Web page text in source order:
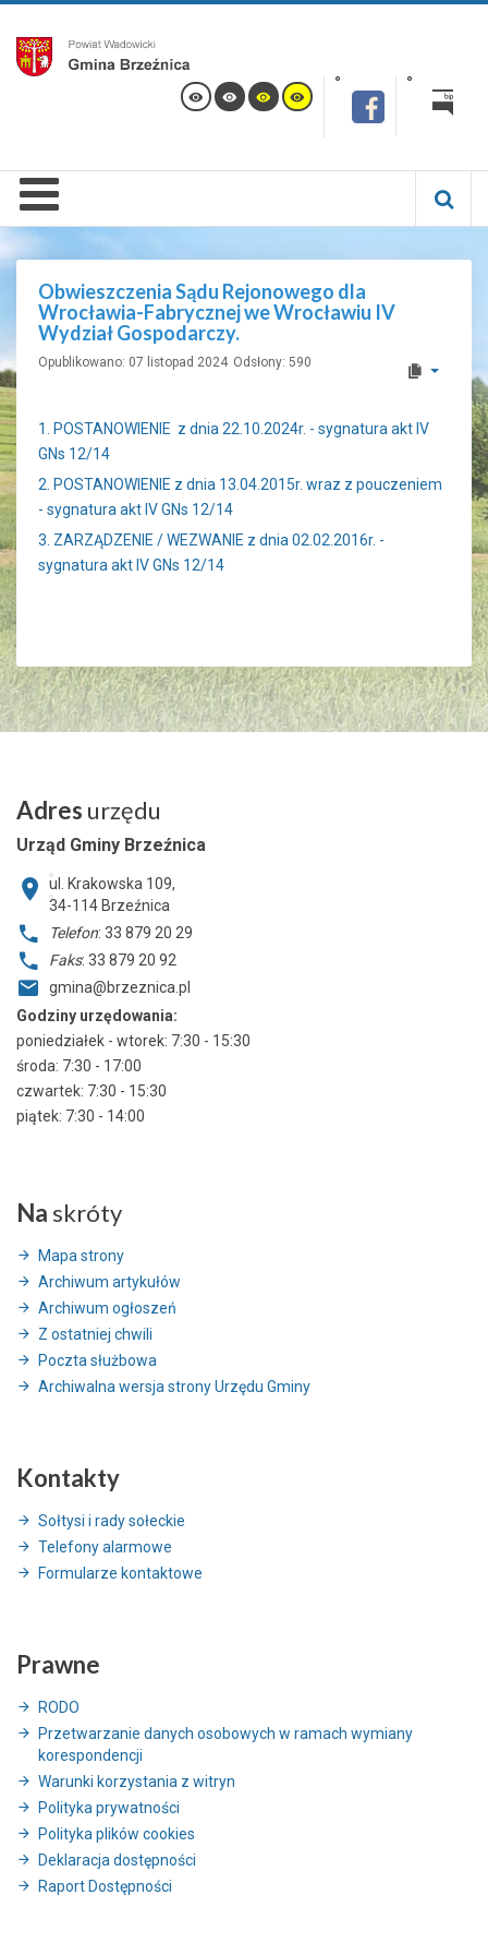
Obwieszczenia Sądu Rejonowego dla
Wrocławia-Fabrycznej we Wrocławiu IV
Wydział Gospodarczy.
Opublikowano: 07 listopad 2024 Odsłony: 590
1. POSTANOWIENIE z dnia 22.10.2024r. - sygnatura akt IV
GNs 12/14
2. POSTANOWIENIE z dnia 13.04.2015r. wraz z pouczeniem
- sygnatura akt IV GNs 12/14
3. ZARZĄDZENIE / WEZWANIE z dnia 02.02.2016r. -
sygnatura akt IV GNs 12/14
Adres urzędu
Urząd Gminy Brzeźnica
ul. Krakowska 109,
34-114 Brzeźnica
Telefon: 33 879 20 29
Faks: 33 879 20 92
gmina@brzeznica.pl
Godziny urzędowania:
poniedziałek - wtorek: 7:30 - 15:30
środa: 7:30 - 17:00
czwartek: 7:30 - 15:30
piątek: 7:30 - 14:00
Na skróty
Mapa strony
Archiwum artykułów
Archiwum ogłoszeń
Z ostatniej chwili
Poczta służbowa
Archiwalna wersja strony Urzędu Gminy
Kontakty
Sołtysi i rady sołeckie
Telefony alarmowe
Formularze kontaktowe
Prawne
RODO
Przetwarzanie danych osobowych w ramach wymiany
korespondencji
Warunki korzystania z witryn
Polityka prywatności
Polityka plików cookies
Deklaracja dostępności
Raport Dostępności